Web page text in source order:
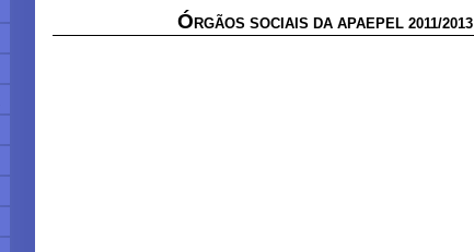
Ó RGÃOS SOCIAIS DA APAEPEL 2011/2013